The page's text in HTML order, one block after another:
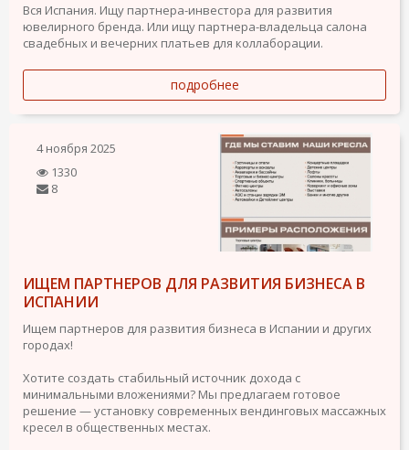
Вся Испания. Ищу партнера-инвестора для развития
ювелирного бренда. Или ищу партнера-владельца салона
свадебных и вечерних платьев для коллаборации.
подробнее
4 ноября 2025
1330
8
ИЩЕМ ПАРТНЕРОВ ДЛЯ РАЗВИТИЯ БИЗНЕСА В
ИСПАНИИ
Ищем партнеров для развития бизнеса в Испании и других
городах!
Хотите создать стабильный источник дохода с
минимальными вложениями? Мы предлагаем готовое
решение — установку современных вендинговых массажных
кресел в общественных местах.